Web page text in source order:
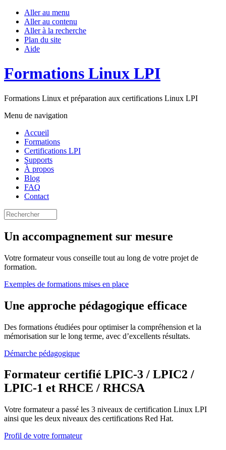
Aller au menu
Aller au contenu
Aller à la recherche
Plan du site
Aide
Formations Linux LPI
Formations Linux et préparation aux certifications Linux LPI
Menu de navigation
Accueil
Formations
Certifications LPI
Supports
À propos
Blog
FAQ
Contact
Un accompagnement sur mesure
Votre formateur vous conseille tout au long de votre projet de
formation.
Exemples de formations mises en place
Une approche pédagogique efficace
Des formations étudiées pour optimiser la compréhension et la
mémorisation sur le long terme, avec d’excellents résultats.
Démarche pédagogique
Formateur certifié LPIC-3 / LPIC2 /
LPIC-1 et RHCE / RHCSA
Votre formateur a passé les 3 niveaux de certification Linux LPI
ainsi que les deux niveaux des certifications Red Hat.
Profil de votre formateur